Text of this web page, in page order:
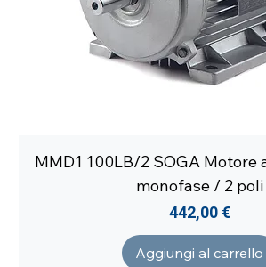
MMD1 100LB/2 SOGA Motore
monofase / 2 poli
Prezzo
442,00 €
Aggiungi al carrello